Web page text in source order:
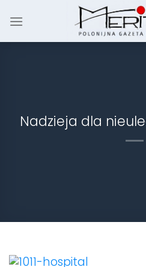
Nadzieja dla